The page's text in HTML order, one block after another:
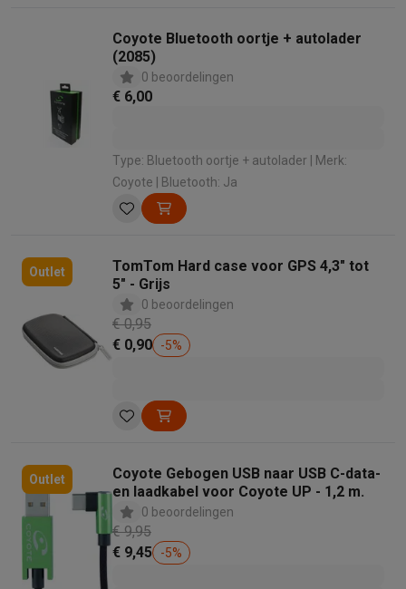
Coyote Bluetooth oortje + autolader
(2085)
0 beoordelingen
€ 6,00
Type: Bluetooth oortje + autolader | Merk:
Coyote | Bluetooth: Ja
Outlet
TomTom Hard case voor GPS 4,3" tot
5" - Grijs
0 beoordelingen
€ 0,95
€ 0,90
-5%
Outlet
Coyote Gebogen USB naar USB C-data-
en laadkabel voor Coyote UP - 1,2 m.
0 beoordelingen
€ 9,95
€ 9,45
-5%